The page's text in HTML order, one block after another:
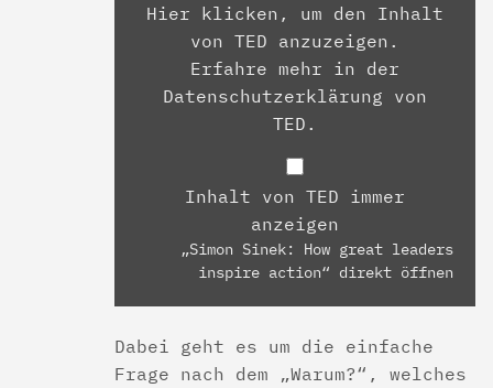
Hier klicken, um den Inhalt
von TED anzuzeigen.
Erfahre mehr in der
Datenschutzerklärung von
TED .
Inhalt von TED immer
anzeigen
„Simon Sinek: How great leaders
inspire action“ direkt öffnen
Dabei geht es um die einfache
Frage nach dem „Warum?“, welches